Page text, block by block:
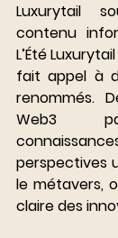
Luxurytail
contenu
L’Été
fait appel à
renommés.
Web3
perspectives
le métavers,
claire des